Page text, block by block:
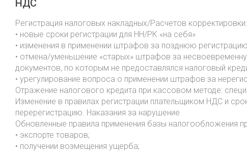
НДС
Регистрация налоговых накладных/Расчетов корректировки:
• новые сроки регистрации для НН/РК «на себя»
• изменения в применении штрафов за позднюю
• отмена/уменьшение «старых» штрафов за
документов, по которым не предоставлялся налоговый
• урегулирование вопроса о применении штрафов за
Отражение налогового кредита при кассовом методе:
Изменение в правилах регистрации плательщиком НДС и
перерегистрацию. Наказания за нарушение
Обновленные правила применения базы налогообложения
• экспорте товаров;
• получении возмещения ущерба;